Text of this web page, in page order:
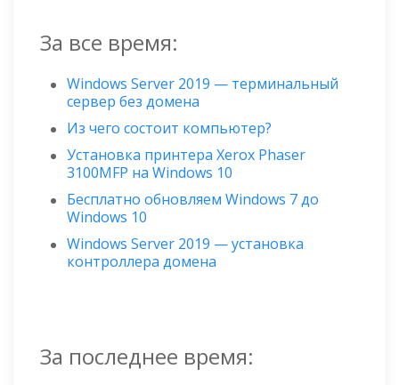
За все время:
Windows Server 2019 — терминальный
сервер без домена
Из чего состоит компьютер?
Установка принтера Xerox Phaser
3100MFP на Windows 10
Бесплатно обновляем Windows 7 до
Windows 10
Windows Server 2019 — установка
контроллера домена
За последнее время: